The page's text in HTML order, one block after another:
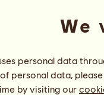
konie, który zdobyły
każdej nocy. Tylko konie z
2026.
We
personal data
personal data,
by visiting our